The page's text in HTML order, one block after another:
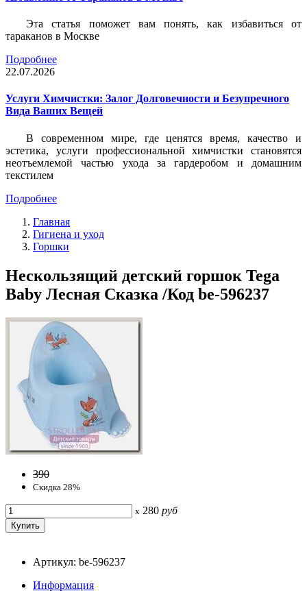
Эта статья поможет вам понять, как избавиться от
тараканов в Москве
Подробнее
22.07.2026
Услуги Химчистки: Залог Долговечности и Безупречного
Вида Ваших Вещей
В современном мире, где ценятся время, качество и
эстетика, услуги профессиональной химчистки становятся
неотъемлемой частью ухода за гардеробом и домашним
текстилем
Подробнее
Главная
Гигиена и уход
Горшки
Нескользящий детский горшок Tega
Baby Лесная Сказка /Код be-596237
390
Скидка 28%
x 280 руб
Артикул: be-596237
Информация